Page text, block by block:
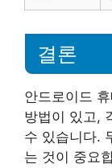
결론
안드로이드
방법이 있고,
수 있습니다.
는 것이 중요